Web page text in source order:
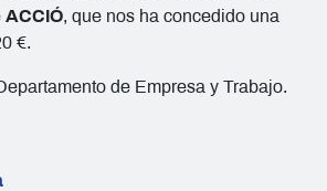
ACCIÓ, que nos ha concedido una
€.
de Empresa y Trabajo.